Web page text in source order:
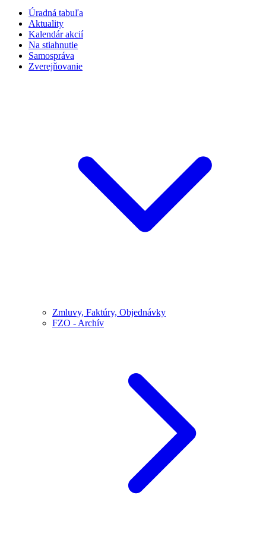
Úradná tabuľa
Aktuality
Kalendár akcií
Na stiahnutie
Samospráva
Zverejňovanie
Zmluvy, Faktúry, Objednávky
FZO - Archív